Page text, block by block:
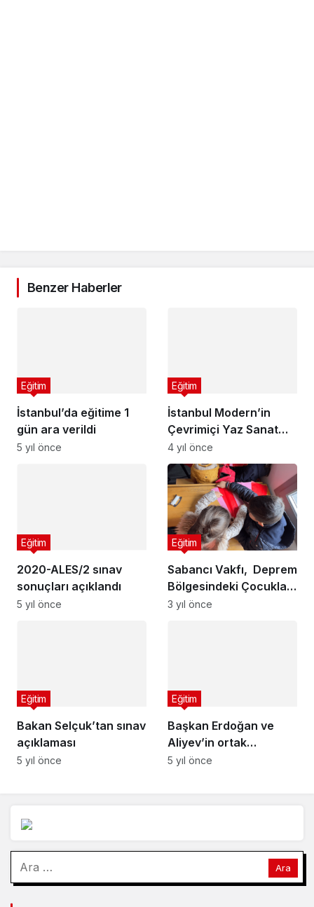
Benzer Haberler
İstanbul’da eğitime 1
gün ara verildi
Eğitim
5 yıl önce
İstanbul Modern’in
Çevrimiçi Yaz Sanat
Okulu’nda son hafta!
Eğitim
4 yıl önce
2020-ALES/2 sınav
sonuçları açıklandı
Eğitim
5 yıl önce
Sabancı Vakfı, Deprem
Bölgesindeki Çocuklar
İçin Etkinlikler
Eğitim
3 yıl önce
Bakan Selçuk’tan sınav
açıklaması
Eğitim
5 yıl önce
Başkan Erdoğan ve
Aliyev’in ortak
faaliyetleri
Eğitim
5 yıl önce